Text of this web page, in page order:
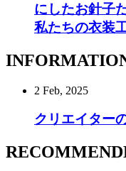
にしたお針子
私たちの衣装
2 Feb, 2025
クリエイター